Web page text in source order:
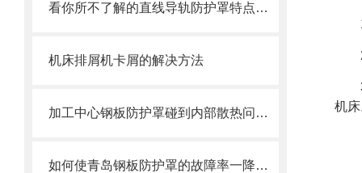
看你所不了解的直线导轨防护罩特点介绍
机床排屑机卡屑的解决方法
加工中心钢板防护罩碰到内部散热问题改怎么办？这篇文章告诉你
如何使青岛钢板防护罩的故障率一降再低？
机